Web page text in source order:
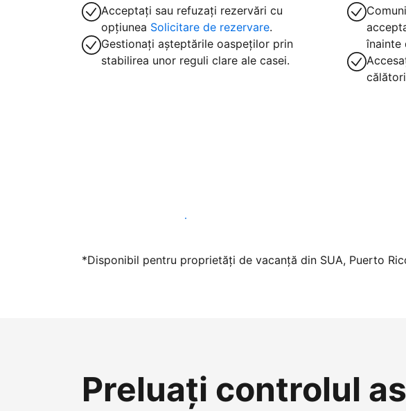
Acceptați sau refuzați rezervări cu
opțiunea Solicitare de rezervare.
Gestionați așteptările oaspeților prin
stabilirea unor reguli clare ale casei.
înainte
Găzduiți oaspeți cu noi chiar astăzi
*Disponibil pentru proprietăți de vacanță din SUA, Puerto
Preluați controlul